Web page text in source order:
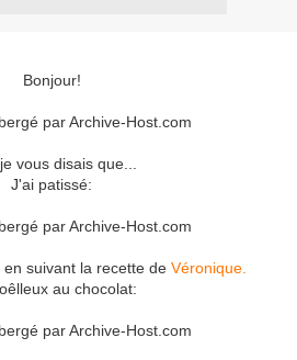
Bonjour!
vous disais que...
J'ai patissé:
suivant la recette de Véronique.
au chocolat: